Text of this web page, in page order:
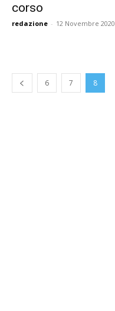
corso
redazione - 12 Novembre 2020
6 7 8